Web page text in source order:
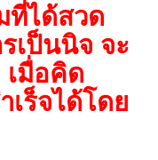
ที่ได้สวด
เป็นนิจ จะ
มื่อคิด
เร็จได้โดย